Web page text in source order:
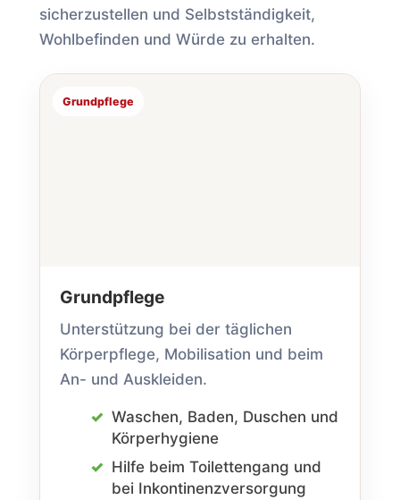
sicherzustellen und Selbstständigkeit,
Wohlbefinden und Würde zu erhalten.
Grundpflege
Grundpflege
Unterstützung bei der täglichen
Körper­pflege, Mobilisation und beim
An- und Auskleiden.
Waschen, Baden, Duschen und
Körper­hygiene
Hilfe beim Toiletten­gang und
bei Inkontinenz­versorgung